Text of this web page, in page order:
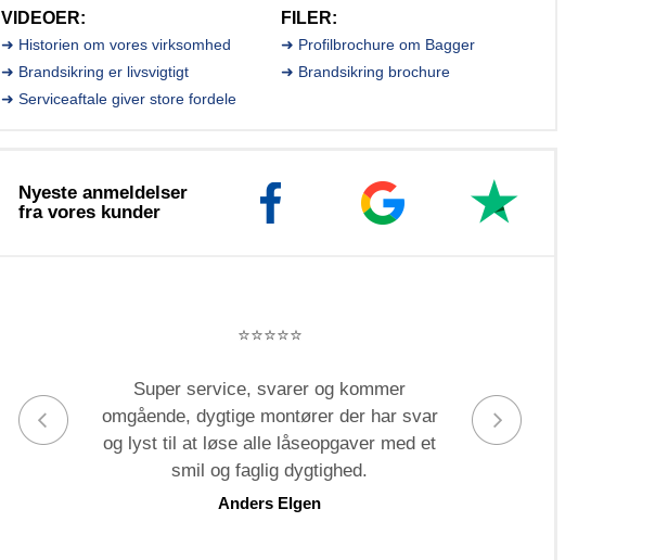
VIDEOER:
➜ Historien om vores virksomhed
➜ Brandsikring er livsvigtigt
➜ Serviceaftale giver store fordele
FILER:
➜ Profilbrochure om Bagger
➜ Brandsikring brochure
Nyeste anmeldelser
fra vores kunder
⭐️⭐️⭐️⭐️⭐️
Super service, svarer og kommer
omgående, dygtige montører der har svar
og lyst til at løse alle låseopgaver med et
smil og faglig dygtighed.
Anders Elgen